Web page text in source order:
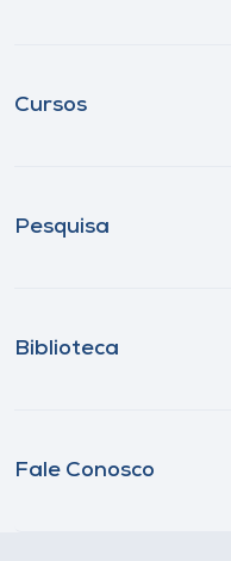
Cursos
Pesquisa
Biblioteca
Fale Conosco